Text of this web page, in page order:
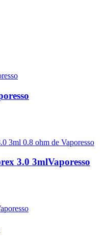
3.0 3mlVaporesso